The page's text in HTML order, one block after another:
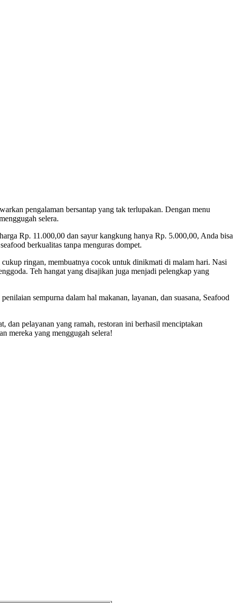
pengalaman bersantap yang tak terlupakan. Dengan menu
selera.
Rp. 11.000,00 dan sayur kangkung hanya Rp. 5.000,00, Anda bisa
berkualitas tanpa menguras dompet.
ringan, membuatnya cocok untuk dinikmati di malam hari. Nasi
Teh hangat yang disajikan juga menjadi pelengkap yang
sempurna dalam hal makanan, layanan, dan suasana, Seafood
dan pelayanan yang ramah, restoran ini berhasil menciptakan
mereka yang menggugah selera!